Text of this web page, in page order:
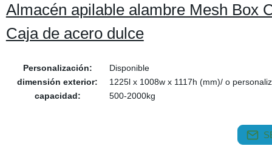
Almacén apilable alambre Mesh Box
Caja de acero dulce
Personalización:
Disponible
dimensión exterior:
1225l x 1008w x 1117h (mm)/ o
capacidad:
500-2000kg